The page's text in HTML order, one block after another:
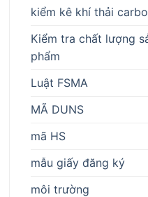
kiểm kê khí thải
Kiểm tra chất lượng
phẩm
Luật FSMA
MÃ DUNS
mã HS
mẫu giấy đăng ký
môi trường